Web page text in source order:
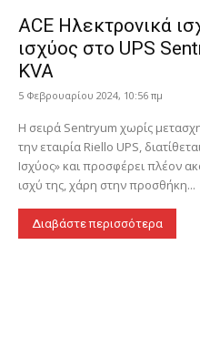
ACE Ηλεκτρονικά
ισχύος στο UPS
KVA
5 Φεβρουαρίου 2024, 10:56 πμ
Η σειρά Sentryum χωρίς
την εταιρία Riello UPS,
Ισχύος» και προσφέρει πλέον
ισχύ της, χάρη στην προσθήκη...
Διαβάστε περισσότερα